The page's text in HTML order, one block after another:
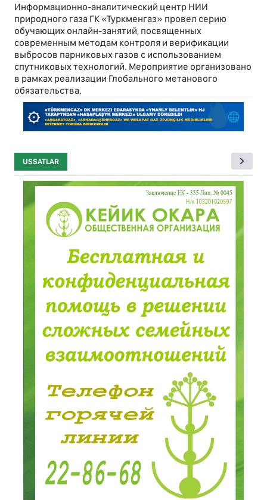
Информационно-аналитический центр НИИ
природного газа ГК «Туркменгаз» провел серию
обучающих онлайн-занятий, посвященных
современным методам контроля и верификации
выбросов парниковых газов с использованием
спутниковых технологий. Мероприятие организовано
в рамках реализации Глобального метанового
обязательства.
USSATLAR